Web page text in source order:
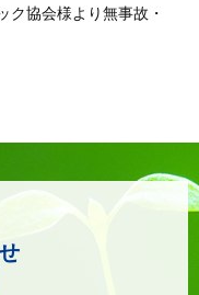
ク協会様より無事故・